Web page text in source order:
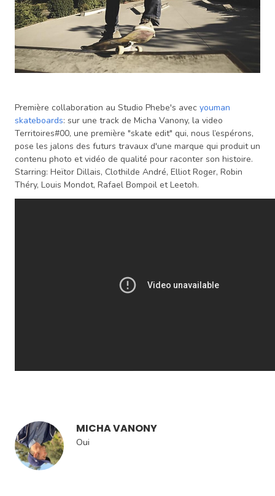
Première collaboration au Studio Phebe's avec youman
skateboards: sur une track de Micha Vanony, la video
Territoires#00, une première "skate edit" qui, nous l’espérons,
pose les jalons des futurs travaux d'une marque qui produit un
contenu photo et vidéo de qualité pour raconter son histoire.
Starring: Heïtor Dillais, Clothilde André, Elliot Roger, Robin
Théry, Louis Mondot, Rafael Bompoil et Leetoh.
MICHA VANONY
Oui